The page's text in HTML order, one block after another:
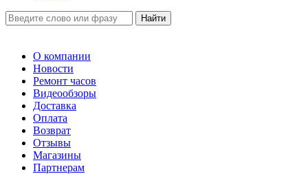
О компании
Новости
Ремонт часов
Видеообзоры
Доставка
Оплата
Возврат
Отзывы
Магазины
Партнерам